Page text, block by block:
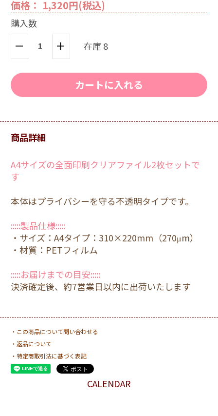
価格： 1,320円(税込)
購入数
在庫 8
カートに入れる
商品詳細
A4サイズの全面印刷クリアファイル2枚セットで
す
本体はプライバシーを守る不透明タイプです。
:::::製品仕様:::::
・サイズ：A4タイプ：310×220mm（270μm）
・材質：PETフィルム
:::::お届けまでの目安:::::
決済確定後、約7営業日以内に出荷いたします
・この商品について問い合わせる
・返品について
・特定商取引法に基づく表記
CALENDAR